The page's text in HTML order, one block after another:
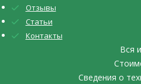
Отзывы
Статьи
Контакты
Вся
Сведения о